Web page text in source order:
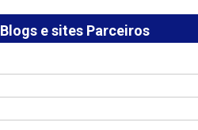
Blogs e sites Parceiros